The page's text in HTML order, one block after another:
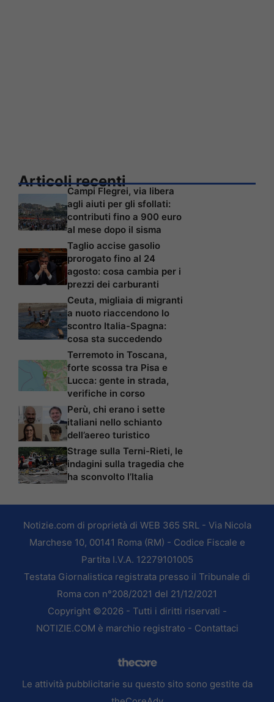
Articoli recenti
Campi Flegrei, via libera
agli aiuti per gli sfollati:
contributi fino a 900 euro
al mese dopo il sisma
Taglio accise gasolio
prorogato fino al 24
agosto: cosa cambia per i
prezzi dei carburanti
Ceuta, migliaia di migranti
a nuoto riaccendono lo
scontro Italia-Spagna:
cosa sta succedendo
Terremoto in Toscana,
forte scossa tra Pisa e
Lucca: gente in strada,
verifiche in corso
Perù, chi erano i sette
italiani nello schianto
dell’aereo turistico
Strage sulla Terni-Rieti, le
indagini sulla tragedia che
ha sconvolto l’Italia
Notizie.com di proprietà di WEB 365 SRL - Via Nicola
Marchese 10, 00141 Roma (RM) - Codice Fiscale e
Partita I.V.A. 12279101005
Testata Giornalistica registrata presso il Tribunale di
Roma con n°208/2021 del 21/12/2021
Copyright ©2026 - Tutti i diritti riservati -
NOTIZIE.COM è marchio registrato - Contattaci
Le attività pubblicitarie su questo sito sono gestite da